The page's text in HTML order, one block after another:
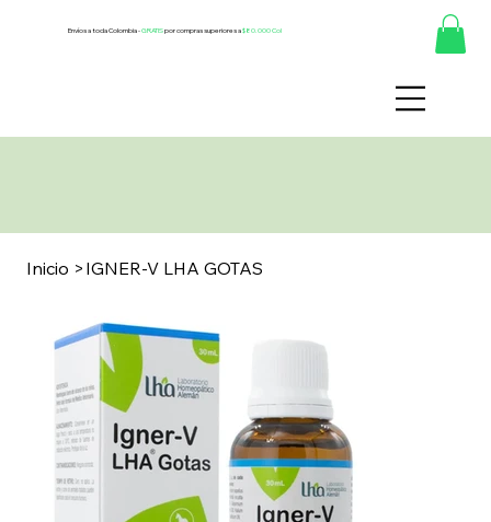
Envíos a toda Colombia -GRATISpor compras superiores a$80.000 Col
Inicio > IGNER-V LHA GOTAS